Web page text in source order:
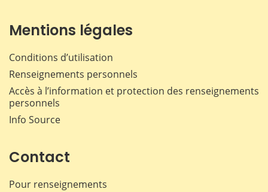
Mentions légales
Conditions d’utilisation
Renseignements personnels
Accès à l’information et protection des renseignements
personnels
Info Source
Contact
Pour renseignements